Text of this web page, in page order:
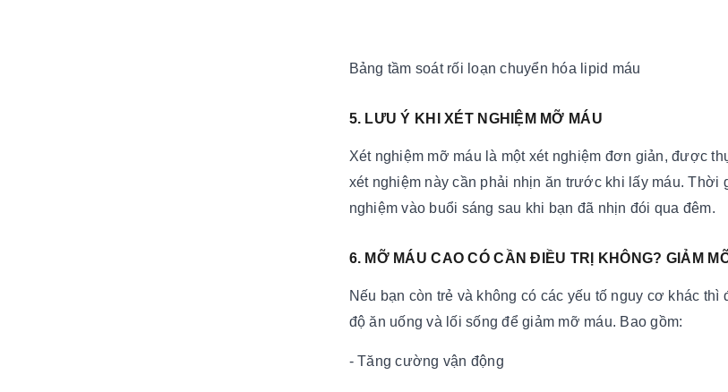
Bảng tầm soát rối loạn chuyển hóa lipid máu
5. LƯU Ý KHI XÉT NGHIỆM MỠ MÁU
Xét nghiệm mỡ máu là một xét nghiệm đơn giản, được
xét nghiệm này cần phải nhịn ăn trước khi lấy máu.
nghiệm vào buổi sáng sau khi bạn đã nhịn đói qua đêm.
6. MỠ MÁU CAO CÓ CẦN ĐIỀU TRỊ KHÔNG? GIẢM
Nếu bạn còn trẻ và không có các yếu tố nguy cơ khác
độ ăn uống và lối sống để giảm mỡ máu. Bao gồm:
- Tăng cường vận động